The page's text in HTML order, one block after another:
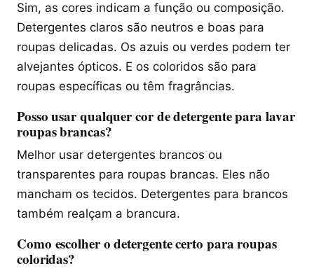
Sim, as cores indicam a função ou composição.
Detergentes claros são neutros e boas para
roupas delicadas. Os azuis ou verdes podem ter
alvejantes ópticos. E os coloridos são para
roupas específicas ou têm fragrâncias.
Posso usar qualquer cor de detergente para lavar
roupas brancas?
Melhor usar detergentes brancos ou
transparentes para roupas brancas. Eles não
mancham os tecidos. Detergentes para brancos
também realçam a brancura.
Como escolher o detergente certo para roupas
coloridas?